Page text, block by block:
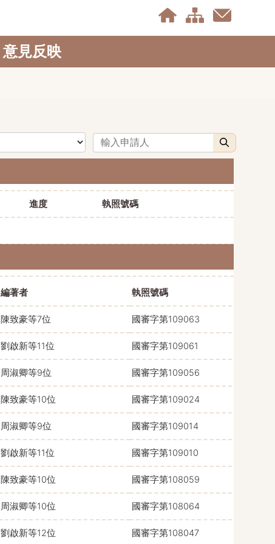
意見反映
申請人 搜尋
進度 執照號碼
編著者 執照號碼
陳致豪等7位 國審字第109063
劉啟新等11位 國審字第109061
周淑卿等9位 國審字第109056
陳致豪等10位 國審字第109024
周淑卿等9位 國審字第109014
劉啟新等11位 國審字第109010
陳致豪等10位 國審字第108059
周淑卿等10位 國審字第108064
劉啟新等12位 國審字第108047